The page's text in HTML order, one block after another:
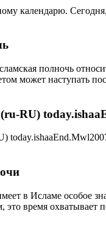
полночь
может наступать
RU)
в Исламе особое
время охватывает